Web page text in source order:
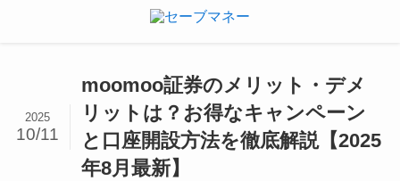
moomoo証券のメリット・デメ
リットは？お得なキャンペーン
と口座開設方法を徹底解説【2025
年8月最新】
2025
10/11